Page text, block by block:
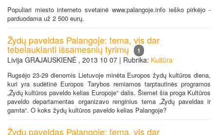
Populiari miesto interneto svetainė www.palangoje.info ieško pirkėjo -
parduodama už 2 500 eurų.
Žydų paveldas Palangoje: tema, vis dar
tebelaukianti išsamesnių tyrimų 1
Livija GRAJAUSKIENĖ , 2013 10 07 | Rubrika: Kultūra
Rugsėjo 23-29 dienomis Lietuvoje minėta Europos žydų kultūros diena,
kuri yra sudėtinė Europos Tarybos remiamos tarptautinės programos
„Žydų kultūros paveldo kelias Europoje“ dalis. Šiemet šia proga Kultūros
paveldo departamentas organizavo renginius tema „Žydų paveldas ir
gamta“. O koks žydų kultūros paveldo kelias Palangoje?
Žydų paveldas Palangoje: tema, vis dar